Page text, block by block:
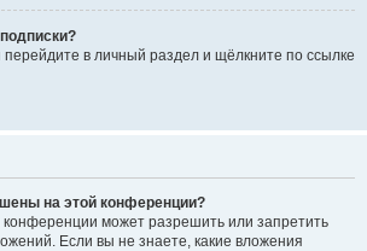
перейдите в личный раздел и щёлкните по ссылке
на этой конференции?
может разрешить или запретить
Если вы не знаете, какие вложения